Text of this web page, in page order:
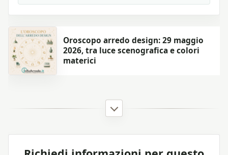
Oroscopo arredo design: 29 maggio
2026, tra luce scenografica e colori
materici